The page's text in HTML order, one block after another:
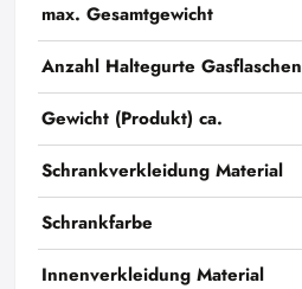
max. Gesamtgewicht
Anzahl Haltegurte Gasflaschen
Gewicht (Produkt) ca.
Schrankverkleidung Material
Schrankfarbe
Innenverkleidung Material